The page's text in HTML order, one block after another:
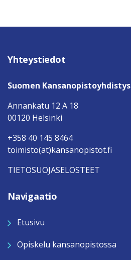
Yhteystiedot
Suomen Kansanopistoyhdistys
Annankatu 12 A 18
00120 Helsinki
+358 40 145 8464
toimisto(at)kansanopistot.fi
TIETOSUOJASELOSTEET
Navigaatio
Etusivu
Opiskelu kansanopistossa